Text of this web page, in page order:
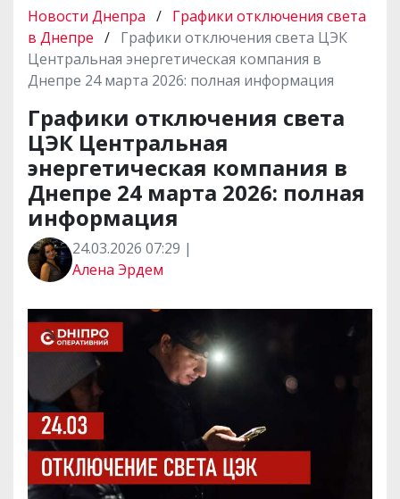
Новости Днепра / Графики отключения света
в Днепре / Графики отключения света ЦЭК
Центральная энергетическая компания в
Днепре 24 марта 2026: полная информация
Графики отключения света
ЦЭК Центральная
энергетическая компания в
Днепре 24 марта 2026: полная
информация
24.03.2026 07:29 |
Алена Эрдем